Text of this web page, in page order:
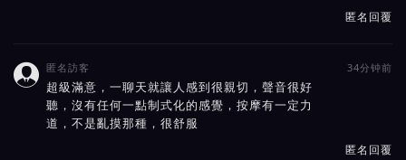
匿名回覆
 匿名訪客 34分钟前
超級滿意，一聊天就讓人感到很親切，聲音很好
聽，沒有任何一點制式化的感覺，按摩有一定力
道，不是亂摸那種，很舒服
匿名回覆